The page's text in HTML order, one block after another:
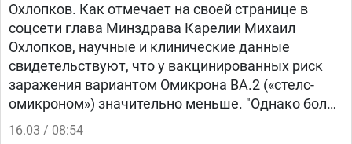
Охлопков. Как отмечает на своей странице в
соцсети глава Минздрава Карелии Михаил
Охлопков, научные и клинические данные
свидетельствуют, что у вакцинированных риск
заражения вариантом Омикрона BA.2 («стелс-
омикроном») значительно меньше. "Однако более
тяжёлого течения болезни, чем просто Омикрон,
16.03 / 08:54